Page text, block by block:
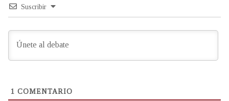
Suscribir
1 COMENTARIO